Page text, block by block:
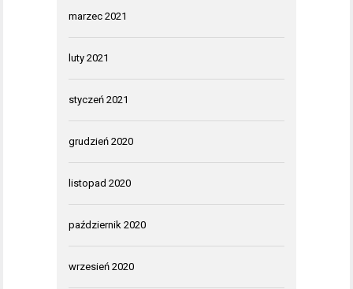
marzec 2021
luty 2021
styczeń 2021
grudzień 2020
listopad 2020
październik 2020
wrzesień 2020